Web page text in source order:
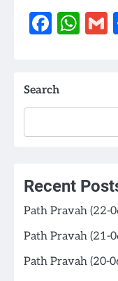
Search
Recent
Path Pravah (22-
Path Pravah (21-
Path Pravah (20-